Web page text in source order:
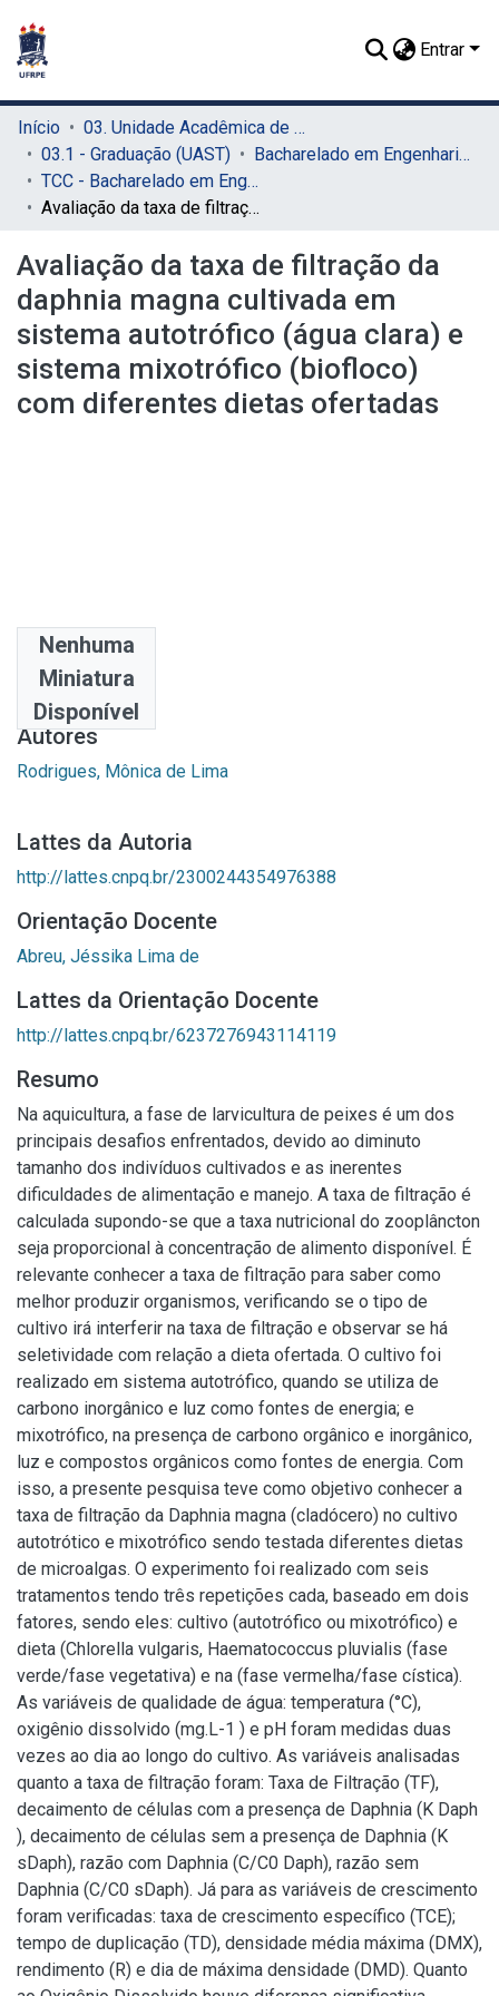
Entrar
Início
03. Unidade Acadêmica de Serra Talhada (UAST)
03.1 - Graduação (UAST)
Bacharelado em Engenharia de Pesca (UAST)
TCC - Bacharelado em Engenharia de Pesca (UAST)
Avaliação da taxa de filtração da daphnia magna cultivada em sistema autotrófico (água clara) e sistema mixotrófico (biofloco) com diferentes dietas ofertadas
Avaliação da taxa de filtração da
daphnia magna cultivada em
sistema autotrófico (água clara) e
sistema mixotrófico (biofloco)
com diferentes dietas ofertadas
Nenhuma
Miniatura
Disponível
Data
2022-06-03
Autores
Rodrigues, Mônica de Lima
Lattes da Autoria
http://lattes.cnpq.br/2300244354976388
Orientação Docente
Abreu, Jéssika Lima de
Lattes da Orientação Docente
http://lattes.cnpq.br/6237276943114119
Resumo
Na aquicultura, a fase de larvicultura de peixes é um dos
principais desafios enfrentados, devido ao diminuto
tamanho dos indivíduos cultivados e as inerentes
dificuldades de alimentação e manejo. A taxa de filtração é
calculada supondo-se que a taxa nutricional do zooplâncton
seja proporcional à concentração de alimento disponível. É
relevante conhecer a taxa de filtração para saber como
melhor produzir organismos, verificando se o tipo de
cultivo irá interferir na taxa de filtração e observar se há
seletividade com relação a dieta ofertada. O cultivo foi
realizado em sistema autotrófico, quando se utiliza de
carbono inorgânico e luz como fontes de energia; e
mixotrófico, na presença de carbono orgânico e inorgânico,
luz e compostos orgânicos como fontes de energia. Com
isso, a presente pesquisa teve como objetivo conhecer a
taxa de filtração da Daphnia magna (cladócero) no cultivo
autotrótico e mixotrófico sendo testada diferentes dietas
de microalgas. O experimento foi realizado com seis
tratamentos tendo três repetições cada, baseado em dois
fatores, sendo eles: cultivo (autotrófico ou mixotrófico) e
dieta (Chlorella vulgaris, Haematococcus pluvialis (fase
verde/fase vegetativa) e na (fase vermelha/fase cística).
As variáveis de qualidade de água: temperatura (°C),
oxigênio dissolvido (mg.L-1 ) e pH foram medidas duas
vezes ao dia ao longo do cultivo. As variáveis analisadas
quanto a taxa de filtração foram: Taxa de Filtração (TF),
decaimento de células com a presença de Daphnia (K Daph
), decaimento de células sem a presença de Daphnia (K
sDaph), razão com Daphnia (C/C0 Daph), razão sem
Daphnia (C/C0 sDaph). Já para as variáveis de crescimento
foram verificadas: taxa de crescimento específico (TCE);
tempo de duplicação (TD), densidade média máxima (DMX),
rendimento (R) e dia de máxima densidade (DMD). Quanto